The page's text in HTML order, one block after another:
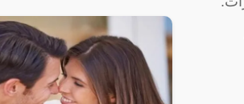
اليومية، ومن بين الفيديوهات